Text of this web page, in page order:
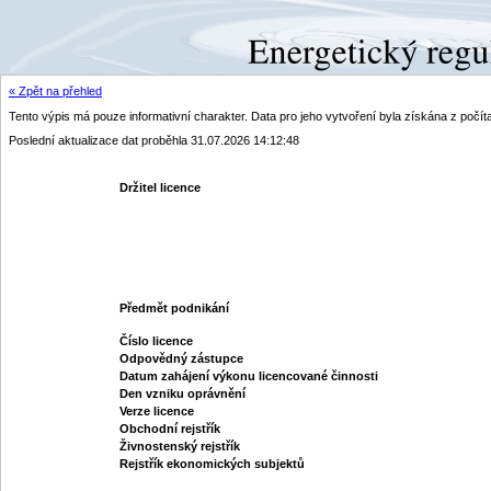
« Zpět na přehled
Tento výpis má pouze informativní charakter. Data pro jeho vytvoření byla získána z
Poslední aktualizace dat proběhla 31.07.2026 14:12:48
Držitel licence
Předmět podnikání
Číslo licence
Odpovědný zástupce
Datum zahájení výkonu licencované činnosti
Den vzniku oprávnění
Verze licence
Obchodní rejstřík
Živnostenský rejstřík
Rejstřík ekonomických subjektů